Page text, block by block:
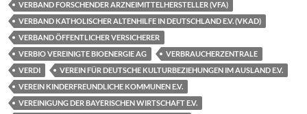
VERBAND FORSCHENDER ARZNEIMITTELHERSTELLER (VFA)
VERBAND KATHOLISCHER ALTENHILFE IN DEUTSCHLAND E.V. (VKAD)
VERBAND ÖFFENTLICHER VERSICHERER
VERBIO VEREINIGTE BIOENERGIE AG
VERBRAUCHERZENTRALE
VERDI
VEREIN FÜR DEUTSCHE KULTURBEZIEHUNGEN IM AUSLAND E.V.
VEREIN KINDERFREUNDLICHE KOMMUNEN E.V.
VEREINIGUNG DER BAYERISCHEN WIRTSCHAFT E.V.